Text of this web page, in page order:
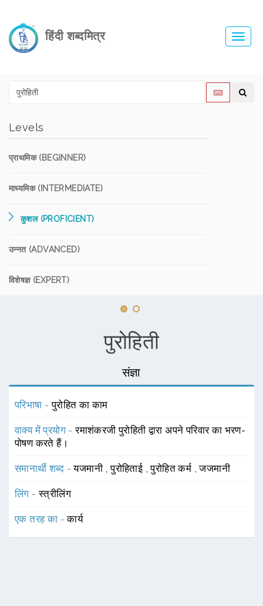
हिंदी शब्दमित्र
Levels
प्राथमिक (BEGINNER)
माध्यमिक (INTERMEDIATE)
कुशल (PROFICIENT)
उन्नत (ADVANCED)
विशेषज्ञ (EXPERT)
पुरोहिती
संज्ञा
परिभाषा -पुरोहित का काम
वाक्य में प्रयोग -रमाशंकरजी पुरोहिती द्वारा अपने परिवार का भरण-
पोषण करते हैं।
समानार्थी शब्द -यजमानी ,पुरोहिताई ,पुरोहित कर्म ,जजमानी
लिंग -स्त्रीलिंग
एक तरह का -कार्य